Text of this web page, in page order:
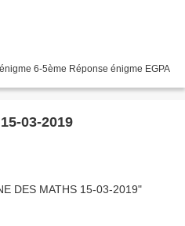
6-5ème Réponse énigme EGPA
03-2019